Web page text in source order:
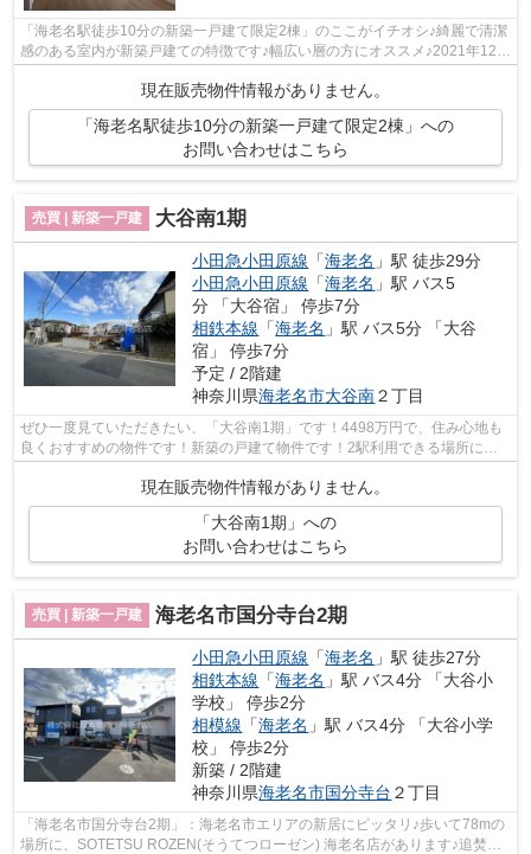
「海老名駅徒歩10分の新築一戸建て限定2棟」のここがイチオシ♪綺麗で清潔
感のある室内が新築戸建ての特徴です♪幅広い層の方にオススメ♪2021年12月
現在販売物件情報がありません。
「海老名駅徒歩10分の新築一戸建て限定2棟」への
お問い合わせはこちら
売買 | 新築一戸建 大谷南1期
小田急小田原線 「海老名 」駅 徒歩29分
小田急小田原線 「海老名 」駅 バス5
分 「大谷宿」 停歩7分
相鉄本線 「海老名 」駅 バス5分 「大谷
宿」 停歩7分
予定 / 2階建
神奈川県海老名市大谷南２丁目
ぜひ一度見ていただきたい、「大谷南1期」です！4498万円で、住み心地も
良くおすすめの物件です！新築の戸建て物件です！2駅利用できる場所にあ
現在販売物件情報がありません。
「大谷南1期」への
お問い合わせはこちら
売買 | 新築一戸建 海老名市国分寺台2期
小田急小田原線 「海老名 」駅 徒歩27分
相鉄本線 「海老名 」駅 バス4分 「大谷小
学校」 停歩2分
相模線 「海老名 」駅 バス4分 「大谷小学
校」 停歩2分
新築 / 2階建
神奈川県海老名市国分寺台 ２丁目
「海老名市国分寺台2期」：海老名市エリアの新居にピッタリ♪歩いて78mの
場所に、SOTETSU ROZEN(そうてつローゼン) 海老名店があります♪追焚機